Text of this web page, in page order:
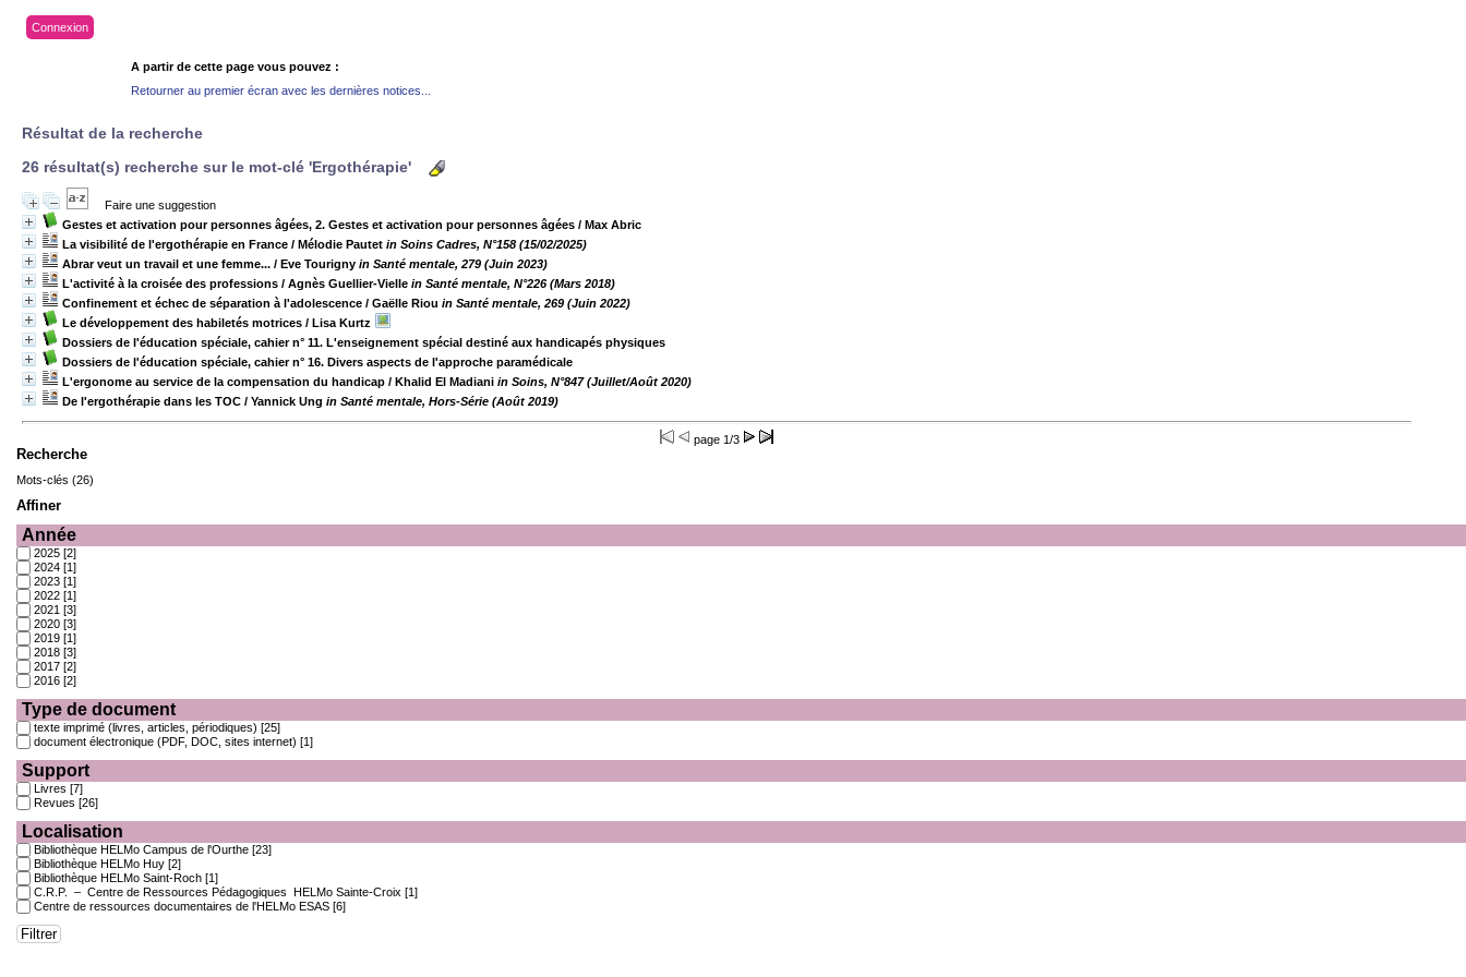
Connexion
A partir de cette page vous pouvez :
Retourner au premier écran avec les dernières notices...
Résultat de la recherche
26 résultat(s) recherche sur le mot-clé 'Ergothérapie'
Faire une suggestion
Gestes et activation pour personnes âgées, 2. Gestes et activation pour personnes âgées / Max Abric
La visibilité de l'ergothérapie en France / Mélodie Pautet in Soins Cadres, N°158 (15/02/2025)
Abrar veut un travail et une femme... / Eve Tourigny in Santé mentale, 279 (Juin 2023)
L'activité à la croisée des professions / Agnès Guellier-Vielle in Santé mentale, N°226 (Mars 2018)
Confinement et échec de séparation à l'adolescence / Gaëlle Riou in Santé mentale, 269 (Juin 2022)
Le développement des habiletés motrices / Lisa Kurtz
Dossiers de l'éducation spéciale, cahier n° 11. L'enseignement spécial destiné aux handicapés physiques
Dossiers de l'éducation spéciale, cahier n° 16. Divers aspects de l'approche paramédicale
L'ergonome au service de la compensation du handicap / Khalid El Madiani in Soins, N°847 (Juillet/Août 2020)
De l'ergothérapie dans les TOC / Yannick Ung in Santé mentale, Hors-Série (Août 2019)
page 1/3
Recherche
Mots-clés (26)
Affiner
Année
2025 [2]
2024 [1]
2023 [1]
2022 [1]
2021 [3]
2020 [3]
2019 [1]
2018 [3]
2017 [2]
2016 [2]
Type de document
texte imprimé (livres, articles, périodiques) [25]
document électronique (PDF, DOC, sites internet) [1]
Support
Livres [7]
Revues [26]
Localisation
Bibliothèque HELMo Campus de l'Ourthe [23]
Bibliothèque HELMo Huy [2]
Bibliothèque HELMo Saint-Roch [1]
C.R.P. – Centre de Ressources Pédagogiques HELMo Sainte-Croix [1]
Centre de ressources documentaires de l'HELMo ESAS [6]